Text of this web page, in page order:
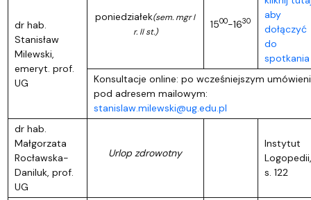
dr hab.
Stanisław
Milewski,
emeryt. prof.
UG
poniedziałek(sem. mgr I
r. II st.)
1500-1630
aby
dołączyć
do
spotkania
Konsultacje online: po wcześniejszym
pod adresem mailowym:
stanislaw.milewski@ug.edu.pl
dr hab.
Małgorzata
Rocławska-
Daniluk, prof.
UG
Urlop zdrowotny
Instytut
Logopedii,
s. 122